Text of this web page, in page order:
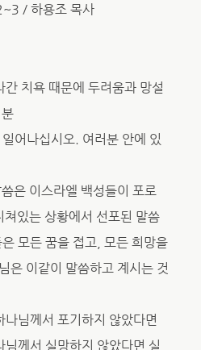
/ 하용조 목사
치욕 때문에 두려움과 망설
어나십시오. 여러분 안에 있
은 이스라엘 백성들이 포로
있는 상황에서 선포된 말씀
모든 꿈을 접고, 모든 희망을
은 이같이 말씀하고 계시는 것
님께서 포기하지 않았다면
께서 실망하지 않았다면 실